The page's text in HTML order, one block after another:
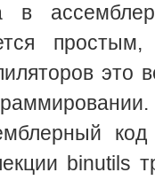
в
это
binutils